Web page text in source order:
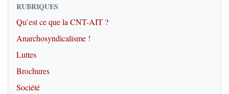
RUBRIQUES
Qu’est ce que la CNT-AIT ?
Anarchosyndicalisme !
Luttes
Brochures
Société